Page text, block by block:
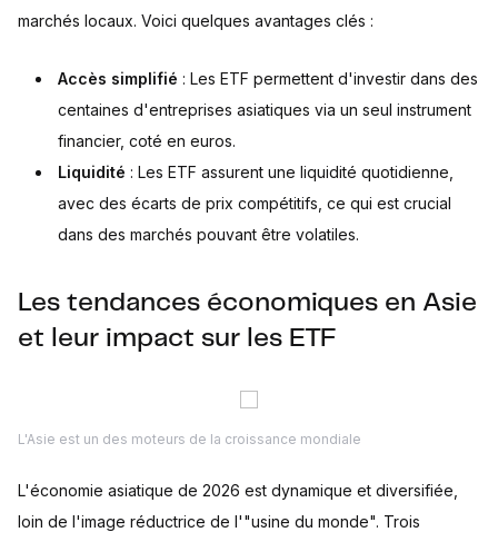
marchés locaux. Voici quelques avantages clés :
Accès simplifié : Les ETF permettent d'investir dans des
centaines d'entreprises asiatiques via un seul instrument
financier, coté en euros.
Liquidité : Les ETF assurent une liquidité quotidienne,
avec des écarts de prix compétitifs, ce qui est crucial
dans des marchés pouvant être volatiles.
Les tendances économiques en Asie
et leur impact sur les ETF
L'Asie est un des moteurs de la croissance mondiale
L'économie asiatique de 2026 est dynamique et diversifiée,
loin de l'image réductrice de l'"usine du monde". Trois